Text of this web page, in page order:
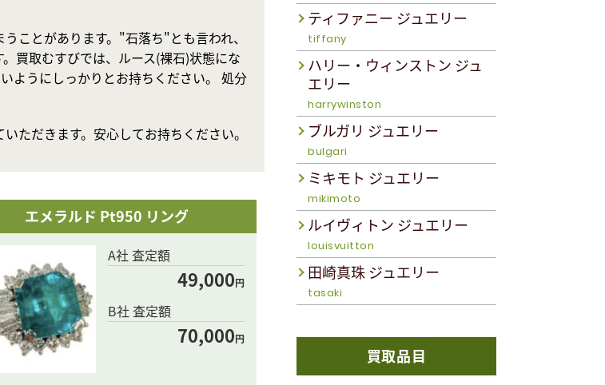
ことがあります。"石落ち"とも言われ、
買取むすびでは、ルース(裸石)状態にな
ようにしっかりとお持ちください。 処分
ただきます。安心してお持ちください。
エメラルド Pt950 リング
A社 査定額
49,000円
B社 査定額
70,000円
ティファニー ジュエリー
tiffany
ハリー・ウィンストン ジュ
エリー
harrywinston
ブルガリ ジュエリー
bulgari
ミキモト ジュエリー
mikimoto
ルイヴィトン ジュエリー
louisvuitton
田崎真珠 ジュエリー
tasaki
買取品目